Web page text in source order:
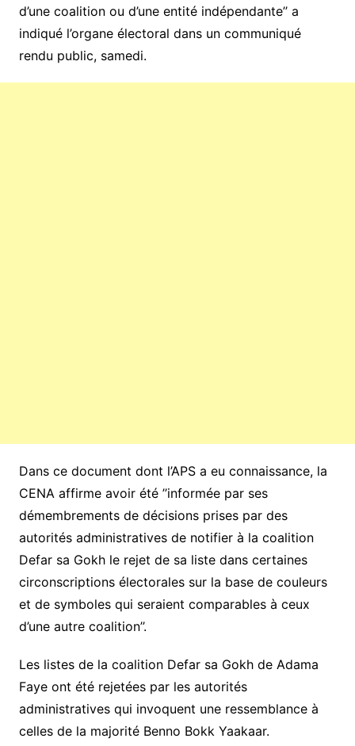
d’une coalition ou d’une entité indépendante’’ a
indiqué l’organe électoral dans un communiqué
rendu public, samedi.
Dans ce document dont l’APS a eu connaissance, la
CENA affirme avoir été ’’informée par ses
démembrements de décisions prises par des
autorités administratives de notifier à la coalition
Defar sa Gokh le rejet de sa liste dans certaines
circonscriptions électorales sur la base de couleurs
et de symboles qui seraient comparables à ceux
d’une autre coalition’’.
Les listes de la coalition Defar sa Gokh de Adama
Faye ont été rejetées par les autorités
administratives qui invoquent une ressemblance à
celles de la majorité Benno Bokk Yaakaar.